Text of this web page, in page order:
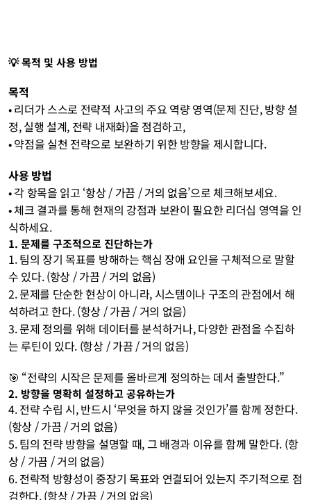
💡 목적 및 사용 방법
목적
• 리더가 스스로 전략적 사고의 주요 역량 영역(문제 진단, 방향 설
정, 실행 설계, 전략 내재화)을 점검하고,
• 약점을 실천 전략으로 보완하기 위한 방향을 제시합니다.
사용 방법
• 각 항목을 읽고 ‘항상 / 가끔 / 거의 없음’으로 체크해보세요.
• 체크 결과를 통해 현재의 강점과 보완이 필요한 리더십 영역을 인
식하세요.
1. 문제를 구조적으로 진단하는가
1. 팀의 장기 목표를 방해하는 핵심 장애 요인을 구체적으로 말할
수 있다. (항상 / 가끔 / 거의 없음)
2. 문제를 단순한 현상이 아니라, 시스템이나 구조의 관점에서 해
석하려고 한다. (항상 / 가끔 / 거의 없음)
3. 문제 정의를 위해 데이터를 분석하거나, 다양한 관점을 수집하
는 루틴이 있다. (항상 / 가끔 / 거의 없음)
🎯 “전략의 시작은 문제를 올바르게 정의하는 데서 출발한다.”
2. 방향을 명확히 설정하고 공유하는가
4. 전략 수립 시, 반드시 ‘무엇을 하지 않을 것인가’를 함께 정한다.
(항상 / 가끔 / 거의 없음)
5. 팀의 전략 방향을 설명할 때, 그 배경과 이유를 함께 말한다. (항
상 / 가끔 / 거의 없음)
6. 전략적 방향성이 중장기 목표와 연결되어 있는지 주기적으로 점
검한다. (항상 / 가끔 / 거의 없음)